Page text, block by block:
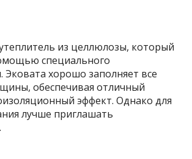
из целлюлозы, который
специального
Эковата хорошо заполняет все
обеспечивая отличный
эффект. Однако для
лучше приглашать